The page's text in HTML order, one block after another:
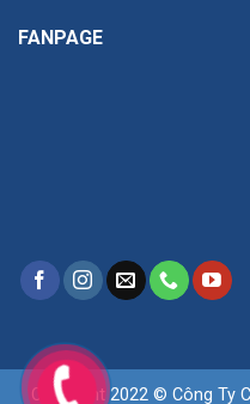
FANPAGE
Copyright 2022 © Công Ty